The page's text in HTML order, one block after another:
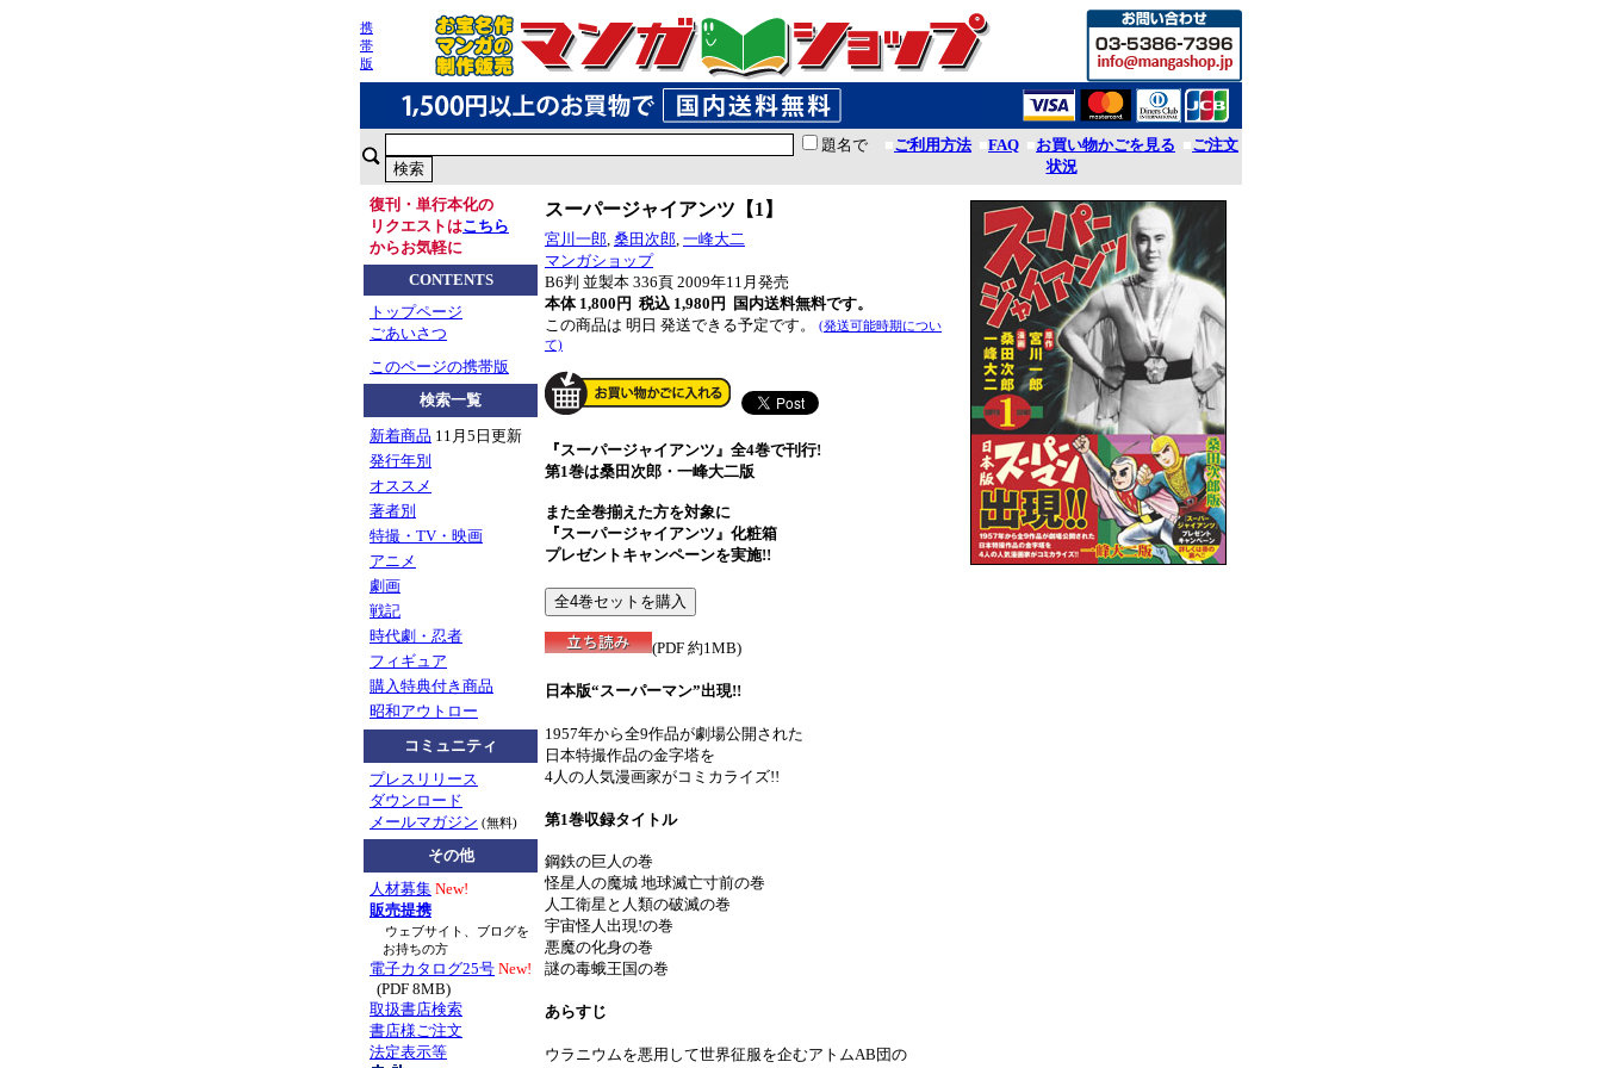
携
帯
版
題名で ■ご利用方法■FAQ ■お買い物かごを見る ■ご注文
状況
復刊・単行本化の
リクエストはこちら
からお気軽に
CONTENTS
トップページ
ごあいさつ
このページの携帯版
検索一覧
新着商品 11月5日更新
発行年別
オススメ
著者別
特撮・TV・映画
アニメ
劇画
戦記
時代劇・忍者
フィギュア
購入特典付き商品
昭和アウトロー
コミュニティ
プレスリリース
ダウンロード
メールマガジン (無料)
その他
人材募集 New!
販売提携
ウェブサイト、ブログを
お持ちの方
電子カタログ25号 New!
(PDF 8MB)
取扱書店検索
書店様ご注文
法定表示等
スーパージャイアンツ【1】
宮川一郎, 桑田次郎, 一峰大二
マンガショップ
B6判 並製本 336頁 2009年11月発売
本体 1,800円 税込 1,980円
国内送料無料です。
この商品は 明日 発送できる予定です。
(発送可能時期につい
て)
『スーパージャイアンツ』全4巻で刊行!
第1巻は桑田次郎・一峰大二版
また全巻揃えた方を対象に
『スーパージャイアンツ』化粧箱
プレゼントキャンペーンを実施!!
(PDF 約1MB)
日本版“スーパーマン”出現!!
1957年から全9作品が劇場公開された
日本特撮作品の金字塔を
4人の人気漫画家がコミカライズ!!
第1巻収録タイトル
鋼鉄の巨人の巻
怪星人の魔城 地球滅亡寸前の巻
人工衛星と人類の破滅の巻
宇宙怪人出現!の巻
悪魔の化身の巻
謎の毒蛾王国の巻
あらすじ
ウラニウムを悪用して世界征服を企むアトムAB団の